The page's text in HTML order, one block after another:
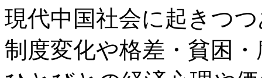
現代中国社会に起きつ
制度変化や格差・貧困